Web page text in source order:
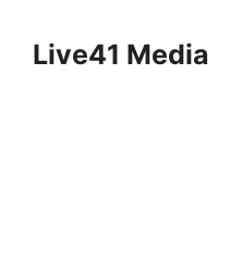
contentLive41 Media